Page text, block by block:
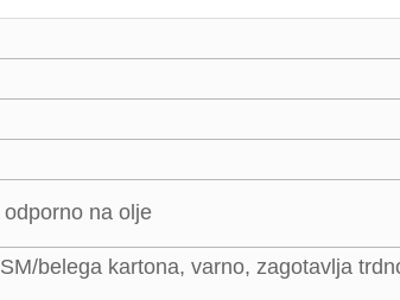
na olje
belega kartona, varno, zagotavlja